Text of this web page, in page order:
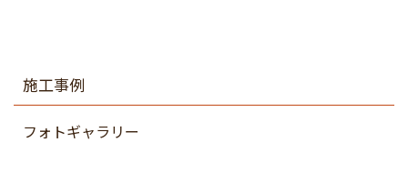
施工事例
フォトギャラリー